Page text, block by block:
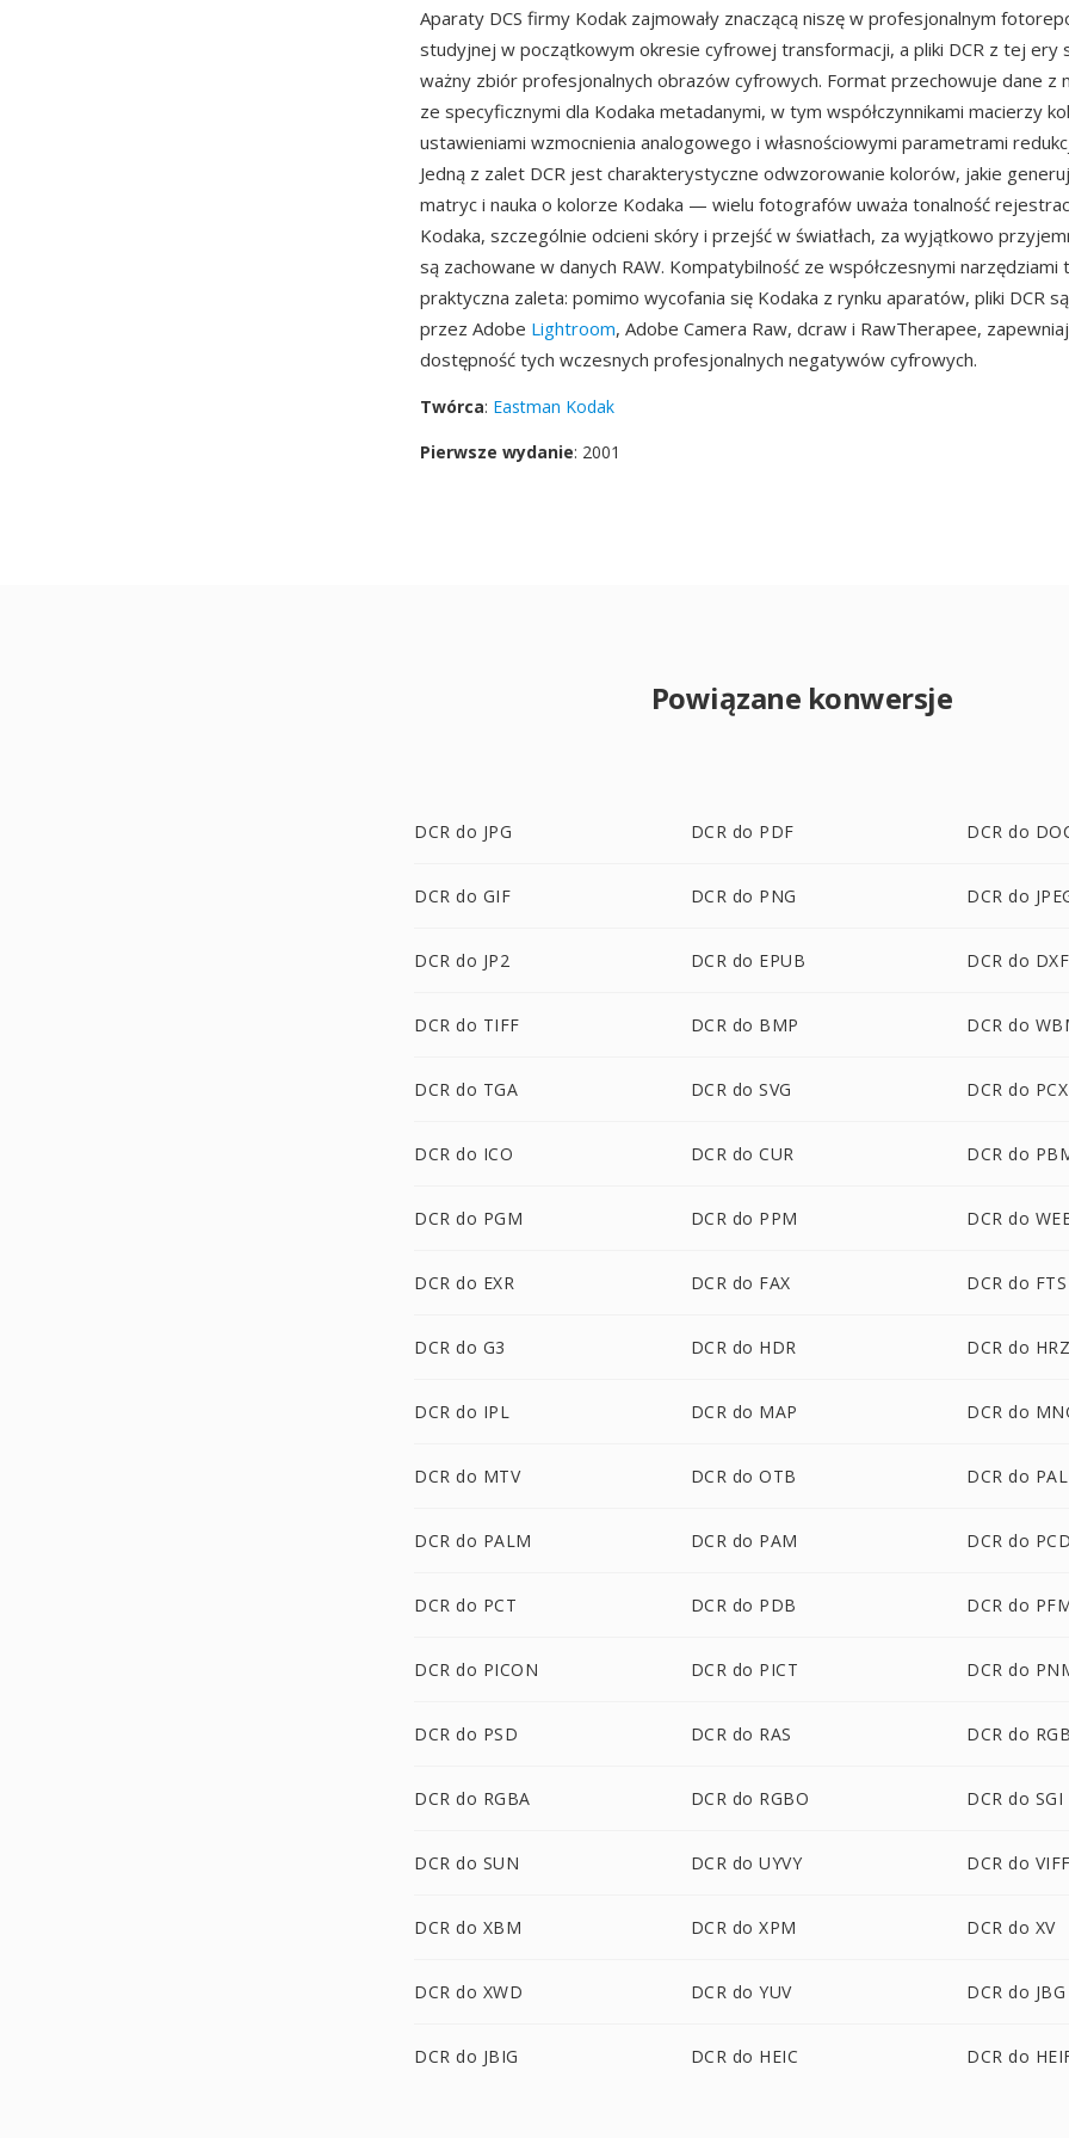
Aparaty DCS firmy Kodak zajmowały znaczącą niszę w profesjonalnym
studyjnej w początkowym okresie cyfrowej transformacji, a pliki DCR z tej ery
ważny zbiór profesjonalnych obrazów cyfrowych. Format przechowuje dane z
ze specyficznymi dla Kodaka metadanymi, w tym współczynnikami macierzy
ustawieniami wzmocnienia analogowego i własnościowymi parametrami
Jedną z zalet DCR jest charakterystyczne odwzorowanie kolorów, jakie
matryc i nauka o kolorze Kodaka — wielu fotografów uważa tonalność
Kodaka, szczególnie odcieni skóry i przejść w światłach, za wyjątkowo
są zachowane w danych RAW. Kompatybilność ze współczesnymi narzędziami
praktyczna zaleta: pomimo wycofania się Kodaka z rynku aparatów, pliki DCR
przez Adobe Lightroom, Adobe Camera Raw, dcraw i RawTherapee,
dostępność tych wczesnych profesjonalnych negatywów cyfrowych.
Twórca: Eastman Kodak
Pierwsze wydanie: 2001
Powiązane konwersje
DCR do JPG DCR do PDF DCR do
DCR do GIF DCR do PNG DCR do
DCR do JP2 DCR do EPUB DCR do DXF
DCR do TIFF DCR do BMP DCR do
DCR do TGA DCR do SVG DCR do PCX
DCR do ICO DCR do CUR DCR do
DCR do PGM DCR do PPM DCR do
DCR do EXR DCR do FAX DCR do FTS
DCR do G3 DCR do HDR DCR do HRZ
DCR do IPL DCR do MAP DCR do
DCR do MTV DCR do OTB DCR do PAL
DCR do PALM DCR do PAM DCR do PCD
DCR do PCT DCR do PDB DCR do
DCR do PICON DCR do PICT DCR do
DCR do PSD DCR do RAS DCR do RGB
DCR do RGBA DCR do RGBO DCR do SGI
DCR do SUN DCR do UYVY DCR do VIFF
DCR do XBM DCR do XPM DCR do XV
DCR do XWD DCR do YUV DCR do JBG
DCR do JBIG DCR do HEIC DCR do